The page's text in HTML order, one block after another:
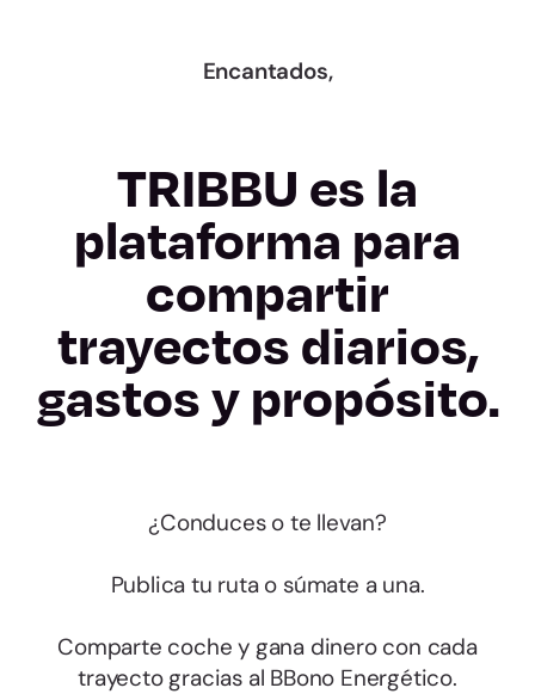
Encantados,
TRIBBU es la
plataforma para
compartir
trayectos diarios,
gastos y propósito.
¿Conduces o te llevan?
Publica tu ruta o súmate a una.
Comparte coche y gana dinero con cada
trayecto gracias al BBono Energético.